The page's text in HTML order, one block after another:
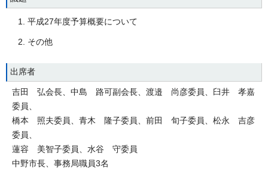
平成27年度予算概要について
その他
出席者
吉田 弘会長、中島 路可副会長、渡邉 尚彦委員、臼井 孝嘉
委員、
橋本 照夫委員、青木 隆子委員、前田 旬子委員、松永 吉彦
委員、
蓮容 美智子委員、水谷 守委員
中野市長、事務局職員3名